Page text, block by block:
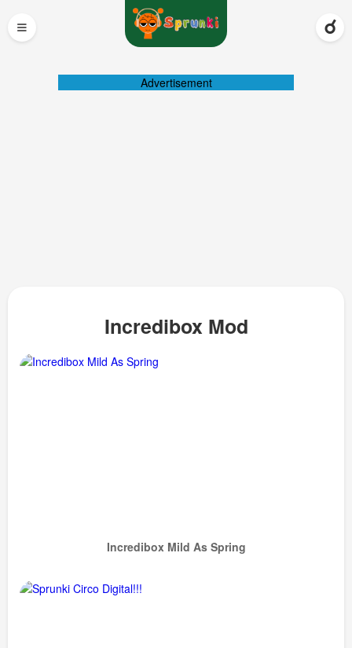
≡
Advertisement
Incredibox Mod
Incredibox Mild As Spring